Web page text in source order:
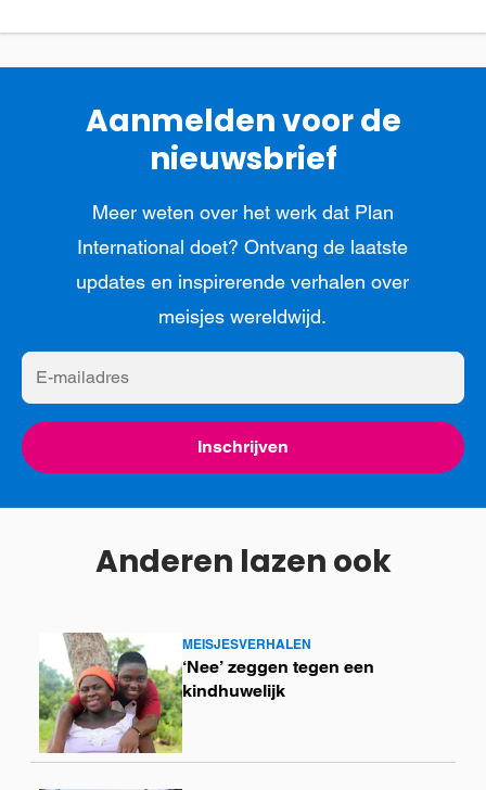
Aanmelden voor de
nieuwsbrief
Meer weten over het werk dat Plan
International doet? Ontvang de laatste
updates en inspirerende verhalen over
meisjes wereldwijd.
E-
mailadres
Inschrijven
Anderen lazen ook
MEISJESVERHALEN
‘Nee’ zeggen tegen een
kindhuwelijk
Lees
meer